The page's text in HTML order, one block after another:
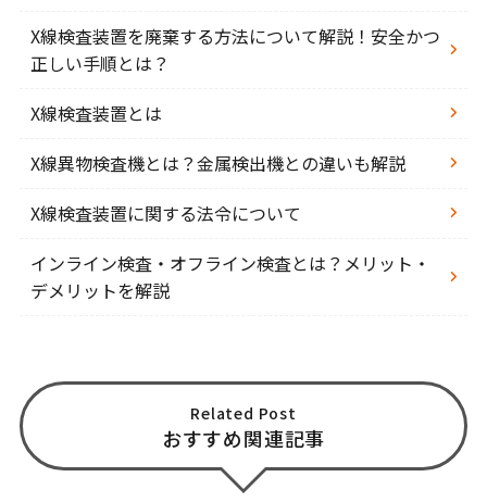
X線検査装置を廃棄する方法について解説！安全かつ
正しい手順とは？
X線検査装置とは
X線異物検査機とは？金属検出機との違いも解説
X線検査装置に関する法令について
インライン検査・オフライン検査とは？メリット・
デメリットを解説
Related Post
おすすめ関連記事